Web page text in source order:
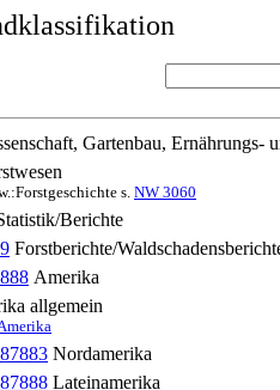
Gartenbau, Ernährungs-
s. NW 3060
Berichte
Forstberichte/
Amerika
allgemein
Nordamerika
Lateinamerika